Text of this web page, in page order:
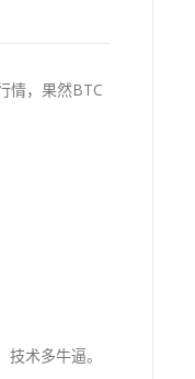
情，果然BTC
术多牛逼。